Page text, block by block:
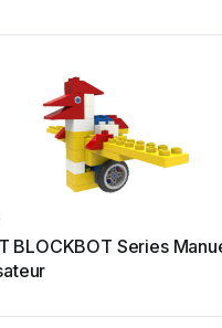
BLOCKBOT Series